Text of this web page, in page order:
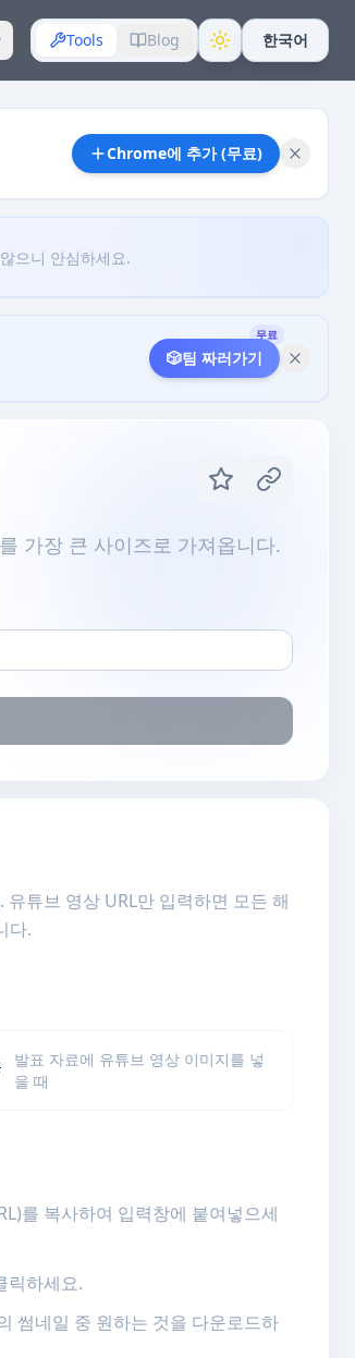
Tools Blog 한국어
Chrome에 추가 (무료)
으니 안심하세요.
무료
🎲팀 짜러가기
가장 큰 사이즈로 가져옵니다.
튜브 영상 URL만 입력하면 모든 해
다.
발표 자료에 유튜브 영상 이미지를 넣
을 때
를 복사하여 입력창에 붙여넣으세
릭하세요.
썸네일 중 원하는 것을 다운로드하